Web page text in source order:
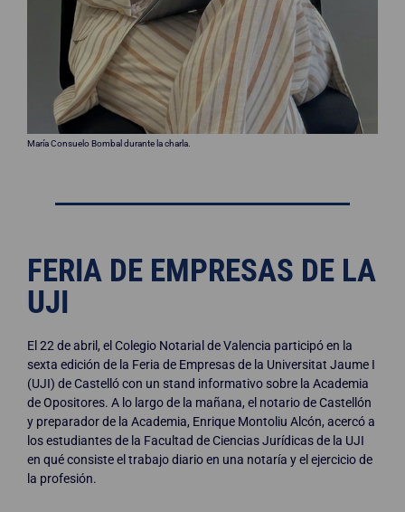
María Consuelo Bombal durante la charla.
FERIA DE EMPRESAS DE LA
UJI
El 22 de abril, el Colegio Notarial de Valencia participó en la
sexta edición de la Feria de Empresas de la Universitat Jaume I
(UJI) de Castelló con un stand informativo sobre la Academia
de Opositores. A lo largo de la mañana, el notario de Castellón
y preparador de la Academia, Enrique Montoliu Alcón, acercó a
los estudiantes de la Facultad de Ciencias Jurídicas de la UJI
en qué consiste el trabajo diario en una notaría y el ejercicio de
la profesión.